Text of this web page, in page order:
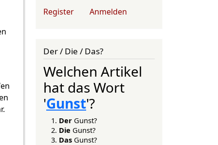
User account menu
Register Anmelden
Der / Die / Das?
Welchen Artikel
hat das Wort
'Gunst'?
Der Gunst?
Die Gunst?
Das Gunst?